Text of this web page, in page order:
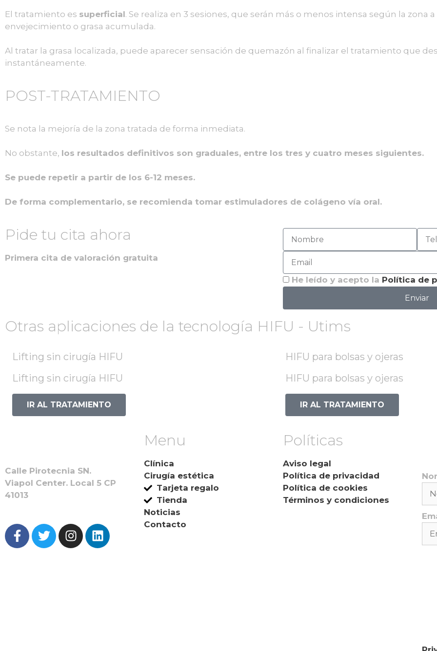
El tratamiento es superficial. Se realiza en 3 sesiones, que serán más o menos intensa según la zona
envejecimiento o grasa acumulada.
Al tratar la grasa localizada, puede aparecer sensación de quemazón al finalizar el tratamiento que
instantáneamente.
POST-TRATAMIENTO
Se nota la mejoría de la zona tratada de forma inmediata.
No obstante, los resultados definitivos son graduales, entre los tres y cuatro meses siguientes.
Se puede repetir a partir de los 6-12 meses.
De forma complementario, se recomienda tomar estimuladores de colágeno vía oral.
Pide tu cita ahora
Primera cita de valoración gratuita
He leído y acepto la Política de
Enviar
Otras aplicaciones de la tecnología HIFU - Utims
Lifting sin cirugía HIFU
Lifting sin cirugía HIFU
IR AL TRATAMIENTO
HIFU para bolsas y ojeras
HIFU para bolsas y ojeras
IR AL TRATAMIENTO
Calle Pirotecnia SN.
Viapol Center. Local 5 CP
41013
Menu
Clínica
Cirugía estética
Tarjeta regalo
Tienda
Noticias
Contacto
Políticas
Aviso legal
Política de privacidad
Política de cookies
Términos y condiciones